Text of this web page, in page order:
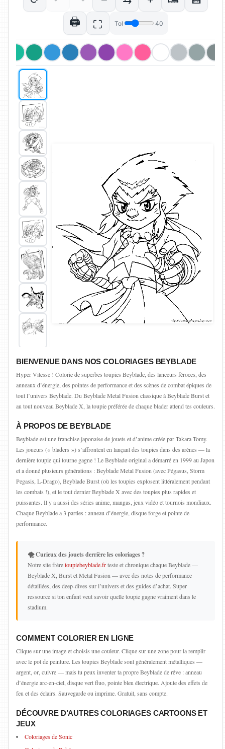
BIENVENUE DANS NOS COLORIAGES BEYBLADE
Hyper Vitesse ! Colorie de superbes toupies Beyblade, des lanceurs féroces, des
anneaux d’énergie, des pointes de performance et des scènes de combat épiques de
tout l’univers Beyblade. Du Beyblade Metal Fusion classique à Beyblade Burst et
au tout nouveau Beyblade X, la toupie préférée de chaque blader attend tes couleurs.
À PROPOS DE BEYBLADE
Beyblade est une franchise japonaise de jouets et d’anime créée par Takara Tomy.
Les joueurs (« bladers ») s’affrontent en lançant des toupies dans des arènes — la
dernière toupie qui tourne gagne ! Le Beyblade original a démarré en 1999 au Japon
et a donné plusieurs générations : Beyblade Metal Fusion (avec Pégasus, Storm
Pegasis, L-Drago), Beyblade Burst (où les toupies explosent littéralement pendant
les combats !), et le tout dernier Beyblade X avec des toupies plus rapides et
puissantes. Il y a aussi des séries anime, mangas, jeux vidéo et tournois mondiaux.
Chaque Beyblade a 3 parties : anneau d’énergie, disque forge et pointe de
performance.
🌪️ Curieux des jouets derrière les coloriages ?
Notre site frèretoupiebeyblade.frteste et chronique chaque Beyblade —
Beyblade X, Burst et Metal Fusion — avec des notes de performance
détaillées, des deep-dives sur l’univers et des guides d’achat. Super
ressource si ton enfant veut savoir quelle toupie gagne vraiment dans le
stadium.
COMMENT COLORIER EN LIGNE
Clique sur une image et choisis une couleur. Clique sur une zone pour la remplir
avec le pot de peinture. Les toupies Beyblade sont généralement métalliques —
argent, or, cuivre — mais tu peux inventer ta propre Beyblade de rêve : anneau
d’énergie arc-en-ciel, disque vert fluo, pointe bleu électrique. Ajoute des effets de
feu et des éclairs. Sauvegarde ou imprime. Gratuit, sans compte.
DÉCOUVRE D’AUTRES COLORIAGES CARTOONS ET
JEUX
Coloriages de Sonic